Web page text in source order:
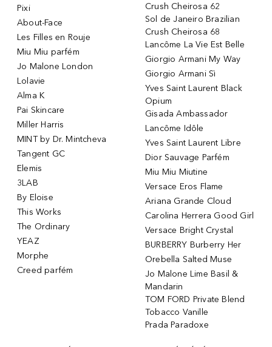
Pixi
About-Face
Les Filles en Rouje
Miu Miu parfém
Jo Malone London
Lolavie
Alma K
Pai Skincare
Miller Harris
MINT by Dr. Mintcheva
Tangent GC
Elemis
3LAB
By Eloise
This Works
The Ordinary
YEAZ
Morphe
Creed parfém
Crush Cheirosa 62
Sol de Janeiro Brazilian
Crush Cheirosa 68
Lancôme La Vie Est Belle
Giorgio Armani My Way
Giorgio Armani Sì
Yves Saint Laurent Black
Opium
Gisada Ambassador
Lancôme Idôle
Yves Saint Laurent Libre
Dior Sauvage Parfém
Miu Miu Miutine
Versace Eros Flame
Ariana Grande Cloud
Carolina Herrera Good Girl
Versace Bright Crystal
BURBERRY Burberry Her
Orebella Salted Muse
Jo Malone Lime Basil &
Mandarin
TOM FORD Private Blend
Tobacco Vanille
Prada Paradoxe